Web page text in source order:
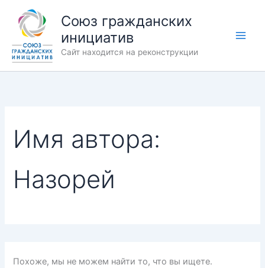
Перейти
содержимому
Союз гражданских
инициатив
Сайт находится на реконструкции
Имя автора:
Назорей
Похоже, мы не можем найти то, что вы ищете.